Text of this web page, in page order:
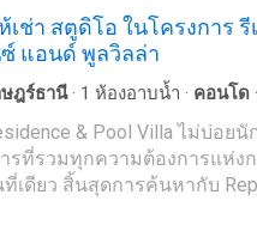
และสร้างเสร็จในปีพ.ศ. 2559
ล้านบาทประเภทวิลล่า ทุกยูนิต
ะเป็นยูนิต 2 ชั้นโดยแบ่งตามข
ร.ม.
ย 2 ห้องนอน 2 ห้องน้ำ - ประ
145 ตร.ม. ประกอบด้วย 3 ห้อ
มสระว่ายน้ำ - ประเภท C มีข
างมาพร้อมสระว่ายน้ำขนาด
รถมาสนุกไปกับการจัด Pool
กท่านเป็นสายชิลก็สามารถนั่ง
กับวิวระเบียงที่เห็นวิวทะเลสมุ
บในห้องพักโครงการมาพร้อม
ร์แบบครบครัน พื้นไม้เอ็นจิเนี
าน มีการแบ่งสัดส่วนพื้นที่ในห้
เช่า สตูดิโอ ในโครงการ รี
ซ์ แอนด์ พูลวิลล่า
ฎร์ธานี · 1 ห้องอาบน้ำ · คอนโด ·
ณ์ · ครัวแบบผสมผสาน· อินเตอร์
ระเบียง·เคเบิ้ลวิดีโอ·ที่จอดรถ
าที่อำนวยความสะดวก·ยิม ·ซา
& Pool Villa ไม่บ่อย
รที่รวมทุกความต้องการแห่ง
เดียว สิ้นสุดการค้นหากับ